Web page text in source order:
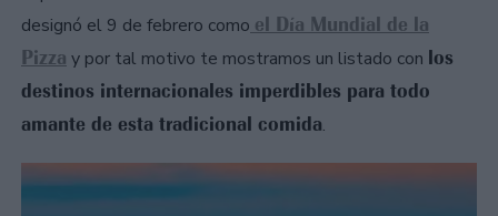
designó el 9 de febrero como el Día Mundial de la
Pizza y por tal motivo te mostramos un listado con los
destinos internacionales imperdibles para todo
amante de esta tradicional comida.